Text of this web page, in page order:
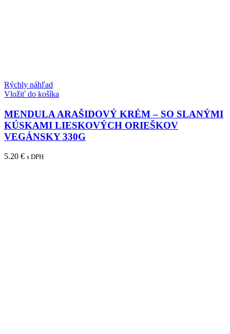
Rýchly náhľad
Vložiť do košíka
MENDULA ARAŠIDOVÝ KRÉM – SO SLANÝMI
KÚSKAMI LIESKOVÝCH ORIEŠKOV
VEGÁNSKY 330G
5.20 € s DPH